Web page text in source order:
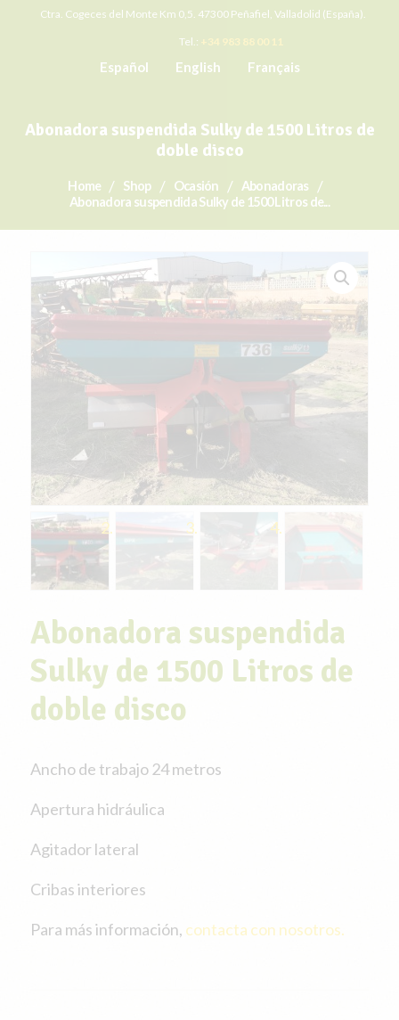
Ctra. Cogeces del Monte Km 0,5. 47300 Peñafiel, Valladolid (España).
Tel.: +34 983 88 00 11
Español English Français
Abonadora suspendida Sulky de 1500 Litros de
doble disco
Home Shop Ocasión
Abonadoras
Abonadora suspendida Sulky de 1500 Litros de...
Abonadora suspendida
Sulky de 1500 Litros de
doble disco
Ancho de trabajo 24 metros
Apertura hidráulica
Agitador lateral
Cribas interiores
Para más información, contacta con nosotros.